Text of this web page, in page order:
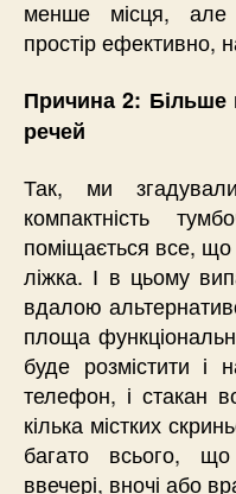
менше місця, але
простір ефективно,
Причина 2: Більше
речей
Так, ми
компактність
поміщається все, що
ліжка. І в цьому
вдалою
площа
буде розмістити і
телефон, і стакан
кілька містких
багато всього,
ввечері, вночі або